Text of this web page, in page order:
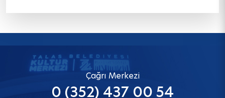
Çağrı Merkezi
0 (352) 437 00 54